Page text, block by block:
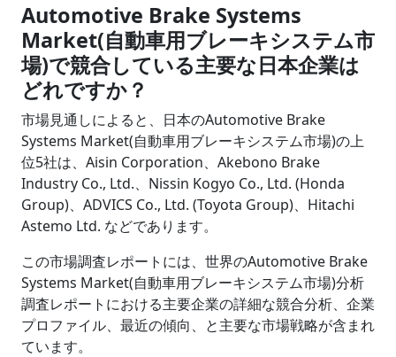
Automotive Brake Systems
Market(自動車用ブレーキシステム市
場)で競合している主要な日本企業は
どれですか？
市場見通しによると、日本のAutomotive Brake
Systems Market(自動車用ブレーキシステム市場)の上
位5社は、Aisin Corporation、Akebono Brake
Industry Co., Ltd.、Nissin Kogyo Co., Ltd. (Honda
Group)、ADVICS Co., Ltd. (Toyota Group)、Hitachi
Astemo Ltd. などであります。
この市場調査レポートには、世界のAutomotive Brake
Systems Market(自動車用ブレーキシステム市場)分析
調査レポートにおける主要企業の詳細な競合分析、企業
プロファイル、最近の傾向、と主要な市場戦略が含まれ
ています。